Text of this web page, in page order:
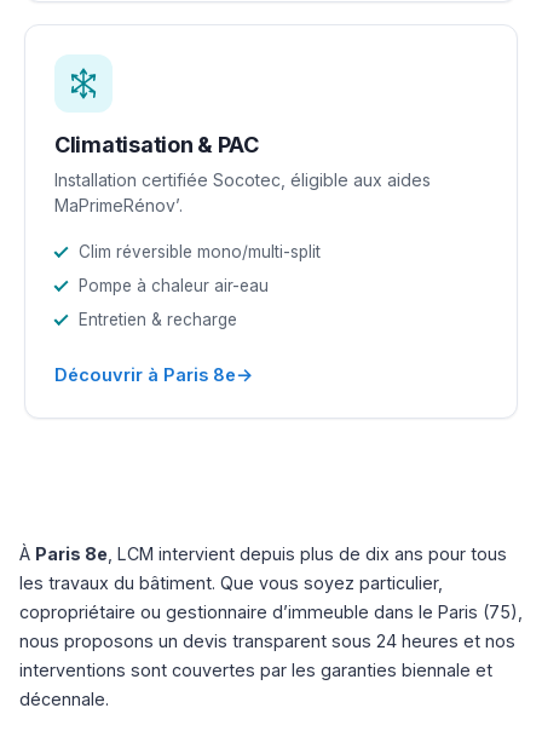
Climatisation & PAC
Installation certifiée Socotec, éligible aux aides
MaPrimeRénov’.
Clim réversible mono/multi-split
Pompe à chaleur air-eau
Entretien & recharge
Découvrir à Paris 8e→
À Paris 8e , LCM intervient depuis plus de dix ans pour tous
les travaux du bâtiment. Que vous soyez particulier,
copropriétaire ou gestionnaire d’immeuble dans le Paris (75),
nous proposons un devis transparent sous 24 heures et nos
interventions sont couvertes par les garanties biennale et
décennale.